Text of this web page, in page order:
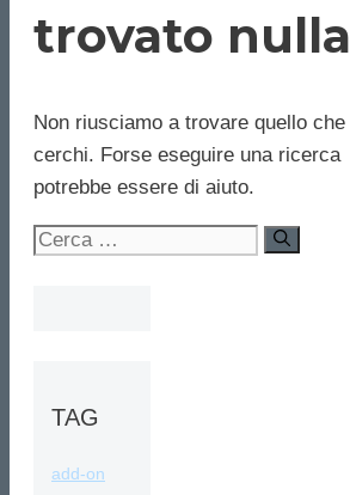
trovato nulla
Non riusciamo a trovare quello che
cerchi. Forse eseguire una ricerca
potrebbe essere di aiuto.
Ricerca
TAG
add-on